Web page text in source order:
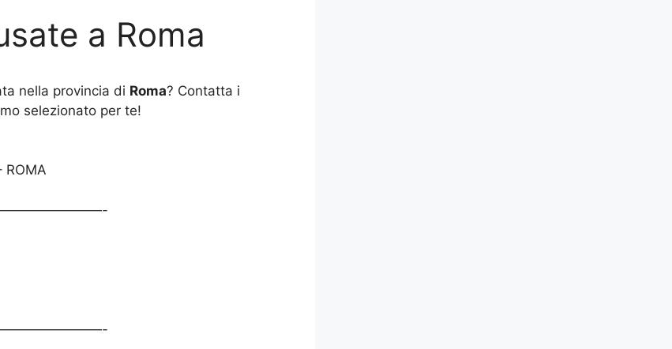
a Roma
nella provincia di Roma? Contatta i
selezionato per te!
ROMA